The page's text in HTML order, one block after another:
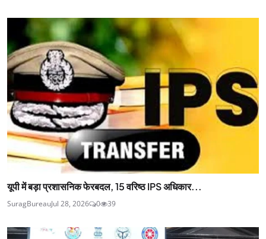
यूपी में बड़ा प्रशासनिक फेरबदल, 15 वरिष्ठ IPS अधिकार...
SuragBureauJul 28, 2026 0 39